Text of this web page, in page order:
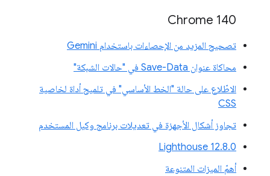
Chrome 140
تصحيح المزيد من الإحصاءات باستخدام Gemini
محاكاة عنوان Save-Data في "حالات الشبكة"
الاطّلاع على حالة "الخط الأساسي" في تلميح أداة لخاصية
CSS
تجاوز أشكال الأجهزة في تعديلات برنامج وكيل المستخدم
‫Lighthouse 12.8.0
أهمّ الميزات المتنوعة